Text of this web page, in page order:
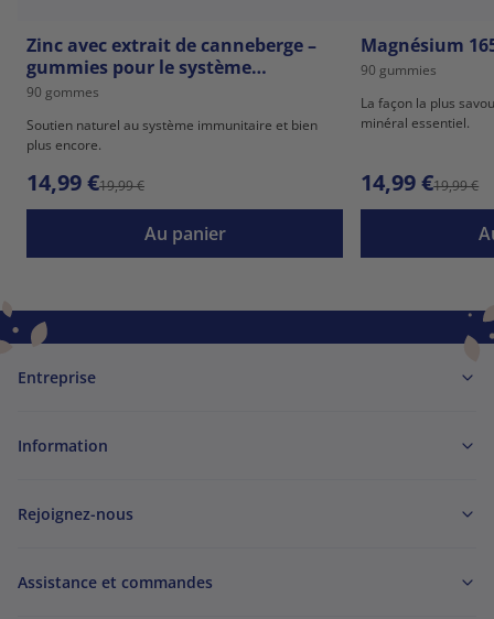
Zinc avec extrait de canneberge –
gummies pour le système
immunitaire
90 gommes
Soutien naturel au système immunitaire et bien
plus encore.
14,99 €19,99 €
Au panier
Magnésium
90 gummies
La façon la plus
minéral essentiel.
14,99 €19,99 €
Entreprise
Information
Rejoignez-nous
Assistance et commandes